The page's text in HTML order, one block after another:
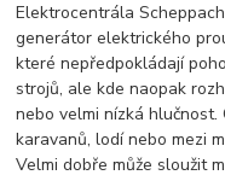
Elektrocentrála
generátor elektrického
které nepředpokládají
strojů, ale kde naopak
nebo velmi nízká
karavanů, lodí nebo mezi
Velmi dobře může sloužit